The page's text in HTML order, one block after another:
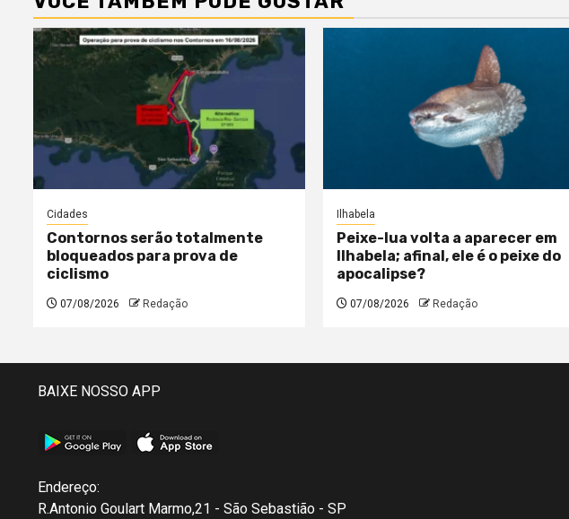
Cidades
Contornos serão totalmente
bloqueados para prova de
ciclismo
07/08/2026 Redação
Ilhabela
Peixe-lua volta a aparecer em
Ilhabela; afinal, ele é o peixe do
apocalipse?
07/08/2026 Redação
BAIXE NOSSO APP
Endereço:
R.Antonio Goulart Marmo,21 - São Sebastião - SP